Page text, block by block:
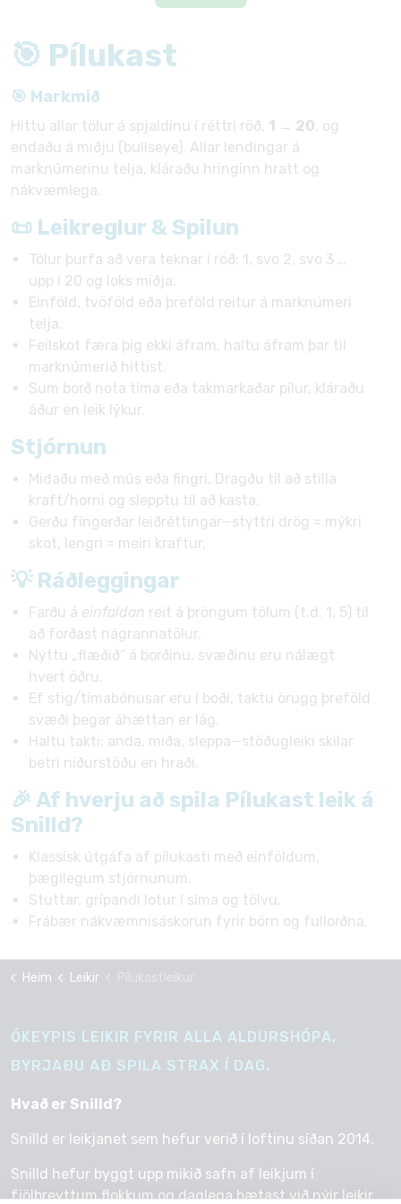
🎯 Pílukast
🎯 Markmið
Hittu allar tölur á spjaldinu í réttri röð, 1 → 20, og
endaðu á miðju (bullseye). Allar lendingar á
marknúmerinu telja, kláraðu hringinn hratt og
nákvæmlega.
📜 Leikreglur & Spilun
Tölur þurfa að vera teknar í röð: 1, svo 2, svo 3 …
upp í 20 og loks miðja.
Einföld, tvöföld eða þreföld reitur á marknúmeri
telja.
Feilskot færa þig ekki áfram, haltu áfram þar til
marknúmerið hittist.
Sum borð nota tíma eða takmarkaðar pílur, kláraðu
áður en leik lýkur.
Stjórnun
Miđaðu með mús eða fingri. Dragðu til að stilla
kraft/horni og slepptu til að kasta.
Gerðu fíngerðar leiðréttingar—styttri drög = mýkri
skot, lengri = meiri kraftur.
💡 Ráðleggingar
Farðu á einfaldan reit á þröngum tölum (t.d. 1, 5) til
að forðast nágrannatölur.
Nýttu „flæðið“ á borðinu, svæðinu eru nálægt
hvert öðru.
Ef stig/tímabónusar eru í boði, taktu örugg þreföld
svæði þegar áhættan er lág.
Haltu takti: anda, miða, sleppa—stöðugleiki skilar
betri niðurstöðu en hraði.
🎉 Af hverju að spila Pílukast leik á
Snilld?
Klassísk útgáfa af pílukasti með einföldum,
þægilegum stjórnunum.
Stuttar, grípandi lotur í síma og tölvu.
Frábær nákvæmnisáskorun fyrir börn og fullorðna.
Heim Leikir
ÓKEYPIS LEIKIR FYRIR ALLA ALDURSHÓPA,
BYRJAÐU AÐ SPILA STRAX Í DAG.
Hvað er Snilld?
Snilld er leikjanet sem hefur verið í loftinu síðan 2014.
Snilld hefur byggt upp mikið safn af leikjum í
fjölbreyttum flokkum og daglega bætast við nýir leikir.